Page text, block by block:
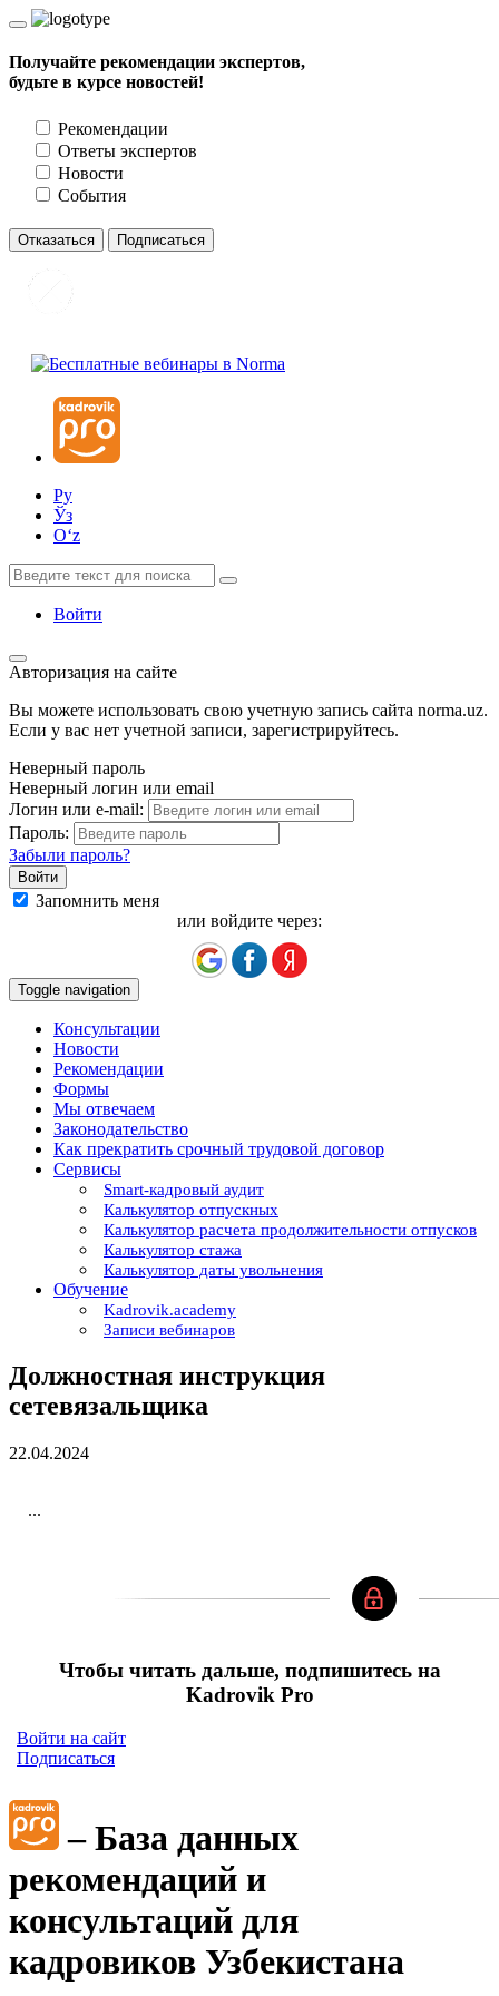
Получайте рекомендации экспертов,
будьте в курсе новостей!
Рекомендации
Ответы экспертов
Новости
События
Отказаться Подписаться
Ру
Ўз
Oʻz
Войти
Авторизация на сайте
Вы можете использовать свою учетную запись сайта norma.uz.
Если у вас нет учетной записи, зарегистрируйтесь.
Неверный пароль
Неверный логин или email
Логин или e-mail:
Пароль:
Забыли пароль?
Запомнить меня
или войдите через:
Toggle navigation
Консультации
Новости
Рекомендации
Формы
Мы отвечаем
Законодательство
Как прекратить срочный трудовой договор
Сервисы
Smart-кадровый аудит
Калькулятор отпускных
Калькулятор расчета продолжительности отпусков
Калькулятор стажа
Калькулятор даты увольнения
Обучение
Kadrovik.academy
Записи вебинаров
Должностная инструкция
сетевязальщика
22.04.2024
...
Чтобы читать дальше, подпишитесь на
Kadrovik Pro
Войти на сайт
Подписаться
– База данных
рекомендаций и
консультаций для
кадровиков Узбекистана